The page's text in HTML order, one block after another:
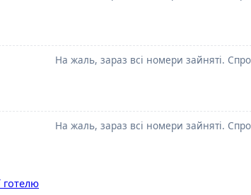
На жаль, зараз всі номери зайняті.
На жаль, зараз всі номери зайняті.
готелю